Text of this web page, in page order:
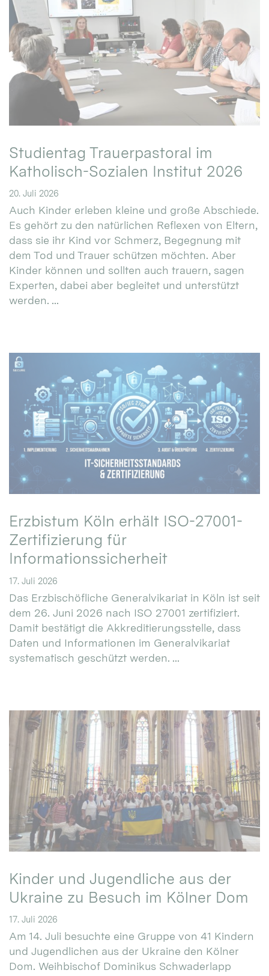
Studientag Trauerpastoral im
Katholisch-Sozialen Institut 2026
20. Juli 2026
Auch Kinder erleben kleine und große Abschiede.
Es gehört zu den natürlichen Reflexen von Eltern,
dass sie ihr Kind vor Schmerz, Begegnung mit
dem Tod und Trauer schützen möchten. Aber
Kinder können und sollten auch trauern, sagen
Experten, dabei aber begleitet und unterstützt
werden. ...
Erzbistum Köln erhält ISO-27001-
Zertifizierung für
Informationssicherheit
17. Juli 2026
Das Erzbischöfliche Generalvikariat in Köln ist seit
dem 26. Juni 2026 nach ISO 27001 zertifiziert.
Damit bestätigt die Akkreditierungsstelle, dass
Daten und Informationen im Generalvikariat
systematisch geschützt werden. ...
Kinder und Jugendliche aus der
Ukraine zu Besuch im Kölner Dom
17. Juli 2026
Am 14. Juli besuchte eine Gruppe von 41 Kindern
und Jugendlichen aus der Ukraine den Kölner
Dom. Weihbischof Dominikus Schwaderlapp